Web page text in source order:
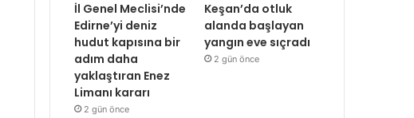
İl Genel Meclisi’nde
Edirne’yi deniz
hudut kapısına bir
adım daha
yaklaştıran Enez
Limanı kararı
2 gün önce
Keşan’da otluk
alanda başlayan
yangın eve sıçradı
2 gün önce